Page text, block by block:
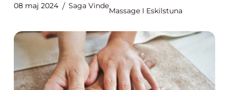
08 maj 2024 Saga Vinde
Massage I Eskilstuna